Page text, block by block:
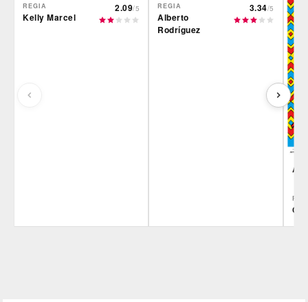
REGIA
Kelly Marcel
2.09/5 REGIA
Alberto
Rodríguez
3.34/5